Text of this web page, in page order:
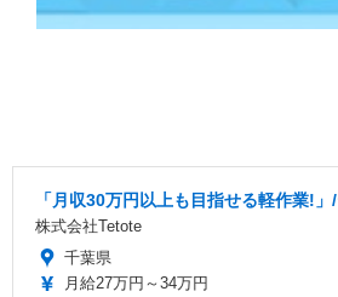
「月収30万円以上も目指せる軽作業!
株式会社Tetote
千葉県
月給27万円～34万円